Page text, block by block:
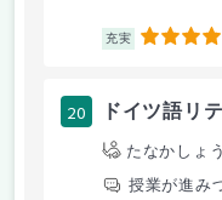
充実 4
20 ドイツ語リ
たなかしょ
授業が進み